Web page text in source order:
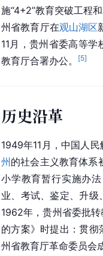
施“4+2”教育突破工程
州省教育厅在观山湖区
11月，贵州省委高等
教育厅合署办公。 [5]
历史沿革
1949年11月，中国人
州的社会主义教育体系
小学教育暂行实施办
业、考试、鉴定、升
1962年，贵州省委批
的方案》时提出：贯彻
州省教育厅革命委员会